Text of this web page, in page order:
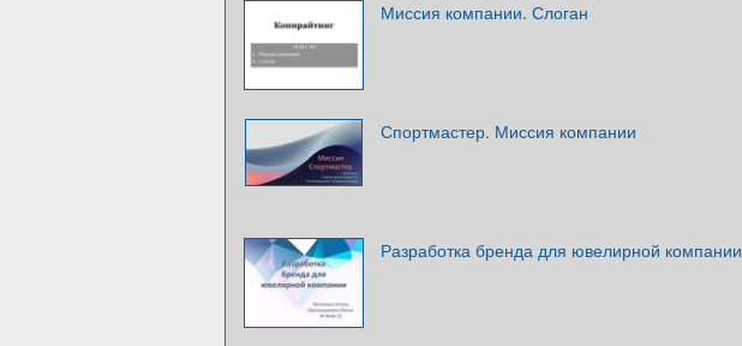
Миссия компании. Слоган
Спортмастер. Миссия компании
Разработка бренда для ювелирной компании